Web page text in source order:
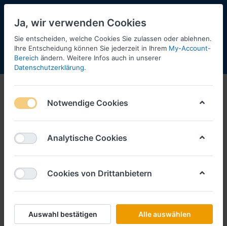
Menü Anmelden Shopaktualisierung
Ja, wir verwenden Cookies
Sie entscheiden, welche Cookies Sie zulassen oder ablehnen.
Ihre Entscheidung können Sie jederzeit in Ihrem My-Account-
Bereich ändern. Weitere Infos auch in unserer
Datenschutzerklärung.
Notwendige Cookies
Analytische Cookies
Cookies von Drittanbietern
Auswahl bestätigen Alle auswählen